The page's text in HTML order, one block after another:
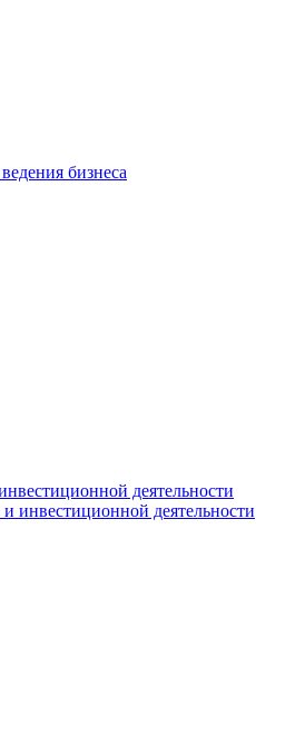
бизнеса
деятельности
инвестиционной деятельности